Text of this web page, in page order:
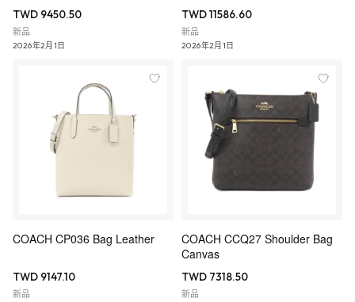
TWD 9450.50
新品
2026年2月1日
TWD 11586.60
新品
2026年2月1日
COACH CP036 Bag Leather
TWD 9147.10
新品
COACH CCQ27 Shoulder Bag
Canvas
TWD 7318.50
新品